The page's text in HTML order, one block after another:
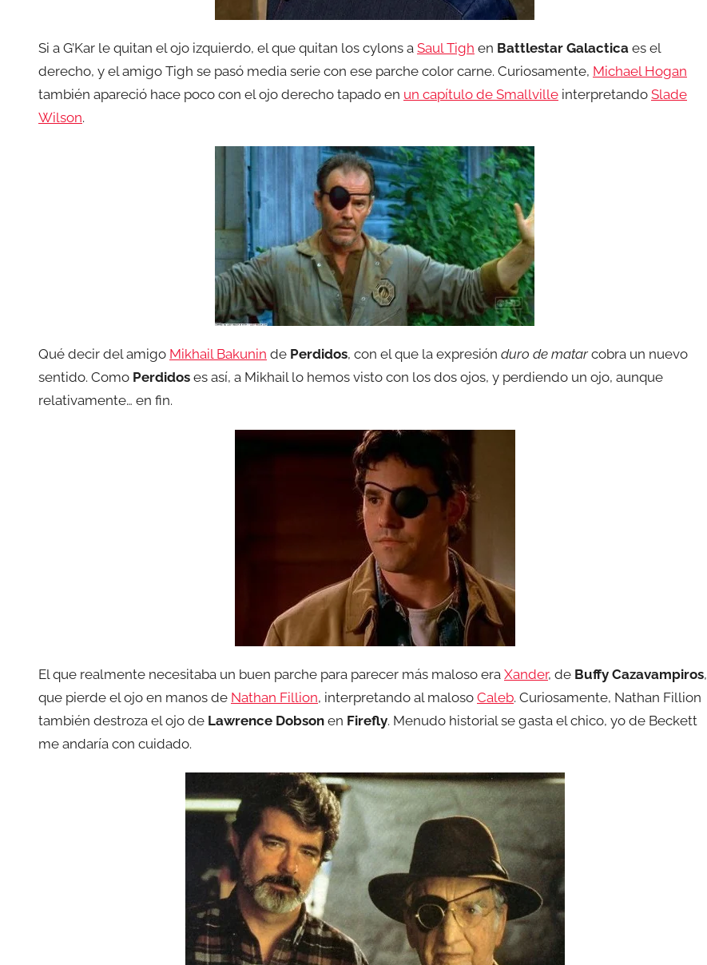
Si a G’Kar le quitan el ojo izquierdo, el que quitan los cylons a Saul Tigh en Battlestar Galactica es el
derecho, y el amigo Tigh se pasó media serie con ese parche color carne. Curiosamente, Michael Hogan
también apareció hace poco con el ojo derecho tapado en un capítulo de Smallville interpretando Slade
Wilson.
Qué decir del amigo Mikhail Bakunin de Perdidos, con el que la expresión duro de matarcobra un nuevo
sentido. Como Perdidos es así, a Mikhail lo hemos visto con los dos ojos, y perdiendo un ojo, aunque
relativamente… en fin.
El que realmente necesitaba un buen parche para parecer más maloso era Xander, de Buffy Cazavampiros,
que pierde el ojo en manos de Nathan Fillion, interpretando al maloso Caleb. Curiosamente, Nathan Fillion
también destroza el ojo de Lawrence Dobson en Firefly. Menudo historial se gasta el chico, yo de Beckett
me andaría con cuidado.